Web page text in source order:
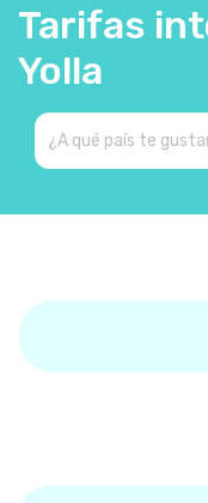
Tarifas
Yolla